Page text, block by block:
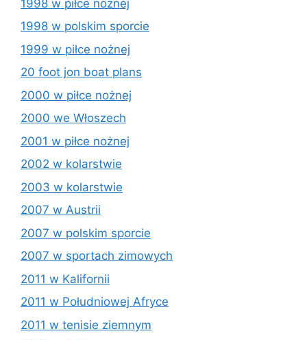
1998 w piłce nożnej
1998 w polskim sporcie
1999 w piłce nożnej
20 foot jon boat plans
2000 w piłce nożnej
2000 we Włoszech
2001 w piłce nożnej
2002 w kolarstwie
2003 w kolarstwie
2007 w Austrii
2007 w polskim sporcie
2007 w sportach zimowych
2011 w Kalifornii
2011 w Południowej Afryce
2011 w tenisie ziemnym